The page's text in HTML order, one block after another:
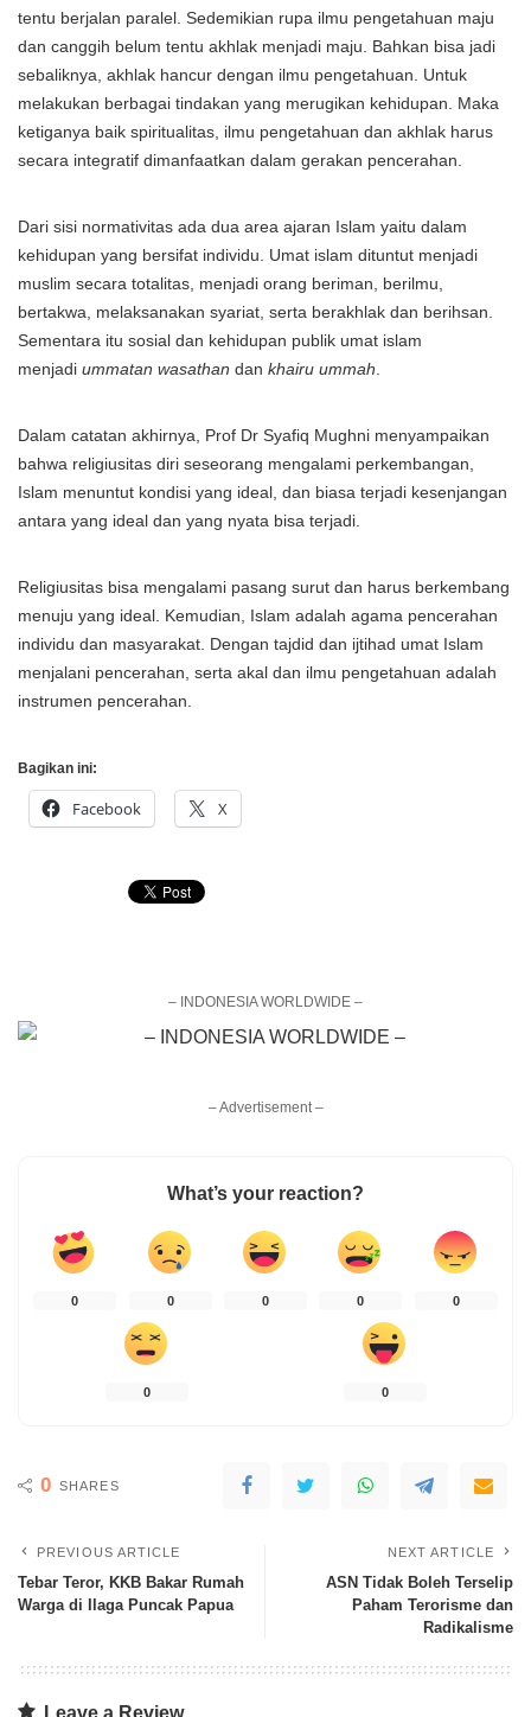
tentu berjalan paralel. Sedemikian rupa ilmu pengetahuan maju
dan canggih belum tentu akhlak menjadi maju. Bahkan bisa jadi
sebaliknya, akhlak hancur dengan ilmu pengetahuan. Untuk
melakukan berbagai tindakan yang merugikan kehidupan. Maka
ketiganya baik spiritualitas, ilmu pengetahuan dan akhlak harus
secara integratif dimanfaatkan dalam gerakan pencerahan.
Dari sisi normativitas ada dua area ajaran Islam yaitu dalam
kehidupan yang bersifat individu. Umat islam dituntut menjadi
muslim secara totalitas, menjadi orang beriman, berilmu,
bertakwa, melaksanakan syariat, serta berakhlak dan berihsan.
Sementara itu sosial dan kehidupan publik umat islam
menjadi ummatan wasathan dan khairu ummah
Dalam catatan akhirnya, Prof Dr Syafiq Mughni menyampaikan
bahwa religiusitas diri seseorang mengalami perkembangan,
Islam menuntut kondisi yang ideal, dan biasa terjadi kesenjangan
antara yang ideal dan yang nyata bisa terjadi.
Religiusitas bisa mengalami pasang surut dan harus berkembang
menuju yang ideal. Kemudian, Islam adalah agama pencerahan
individu dan masyarakat. Dengan tajdid dan ijtihad umat Islam
menjalani pencerahan, serta akal dan ilmu pengetahuan adalah
instrumen pencerahan.
Bagikan ini:
Facebook X
– INDONESIA WORLDWIDE –
– Advertisement –
What’s your reaction?
0 0 0 0 0
0 0
0 SHARES
PREVIOUS ARTICLE
Tebar Teror, KKB Bakar Rumah
Warga di Ilaga Puncak Papua
NEXT ARTICLE
ASN Tidak Boleh Terselip
Paham Terorisme dan
Radikalisme
Leave a Review